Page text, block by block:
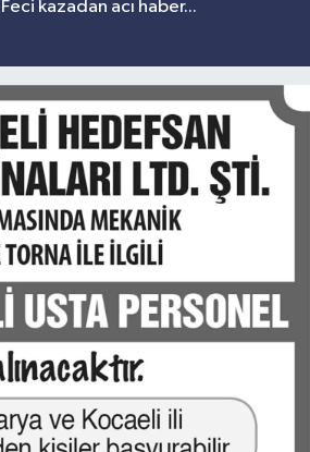
Feci kazadan acı haber...